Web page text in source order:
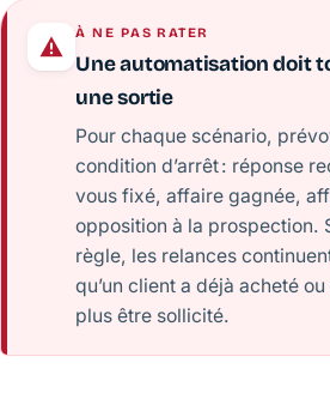
À NE PAS RATER
Une automatisation doit
une sortie
Pour chaque scénario,
condition d’arrêt : réponse
vous fixé, affaire gagnée,
opposition à la prospection.
règle, les relances
qu’un client a déjà acheté
plus être sollicité.